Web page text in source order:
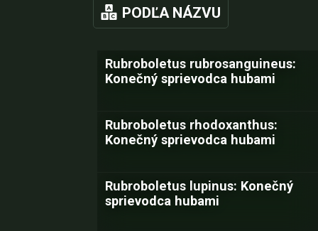
PODĽA NÁZVU
Rubroboletus rubrosanguineus:
Konečný sprievodca hubami
Rubroboletus rhodoxanthus:
Konečný sprievodca hubami
Rubroboletus lupinus: Konečný
sprievodca hubami